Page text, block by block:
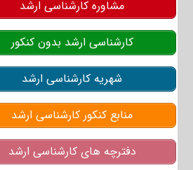
مشاوره کارشناسی ارشد
کارشناسی ارشد بدون کنکور
شهریه کارشناسی ارشد
منابع کنکور کارشناسی ارشد
دفترچه های کارشناسی ارشد